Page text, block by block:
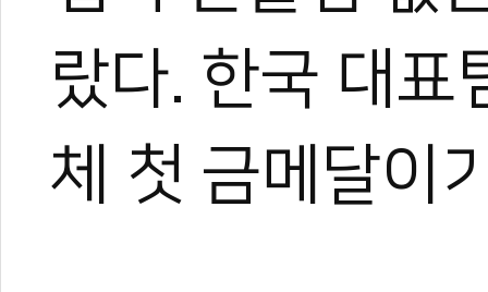
랐다. 한국 대표
체 첫 금메달이